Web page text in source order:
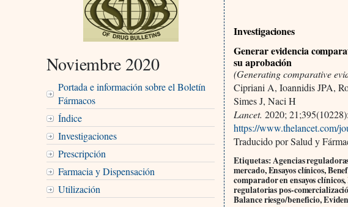
Noviembre 2020
Portada e información sobre el Boletín
Fármacos
Índice
Investigaciones
Prescripción
Farmacia y Dispensación
Utilización
Investigaciones
Generar evidencia
su aprobación
(Generating comparative
Cipriani A, Ioannidis JPA,
Simes J, Naci H
Lancet. 2020;
https://www.thelancet.com/
Traducido por Salud y
Etiquetas: Agencias
mercado, Ensayos clínicos,
comparador en ensayos
regulatorias pos-
Balance riesgo/beneficio,